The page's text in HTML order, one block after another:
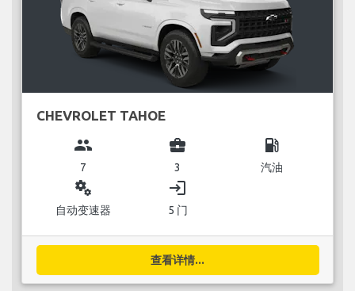
CHEVROLET TAHOE
group
7
business_center
3
local_gas_station
汽油
miscellaneous_services
自动变速器
login
5 门
查看详情...